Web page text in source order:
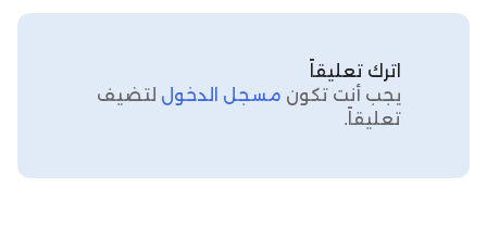
اترك تعليقاً
يجب أنت تكون مسجل الدخول لتضيف
تعليقاً.